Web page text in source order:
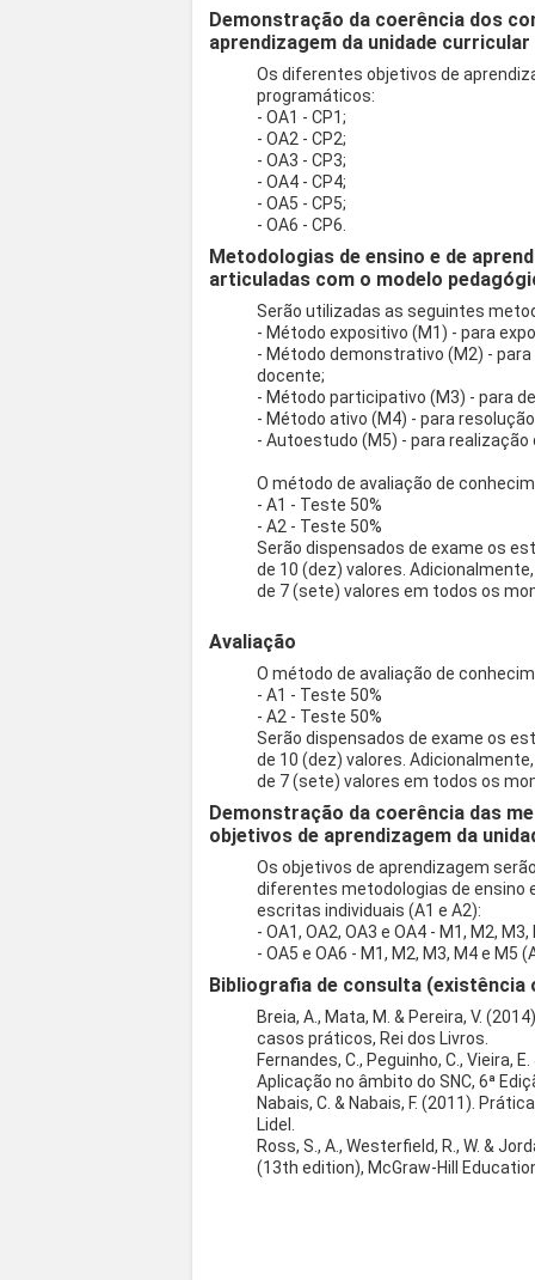
Demonstração da coerência dos
aprendizagem da unidade curricular
Os diferentes objetivos de
programáticos:
- OA1 - CP1;
- OA2 - CP2;
- OA3 - CP3;
- OA4 - CP4;
- OA5 - CP5;
- OA6 - CP6.
Metodologias de ensino e de
articuladas com o modelo
Serão utilizadas as seguintes
- Método expositivo (M1) - para
- Método demonstrativo (M2) -
docente;
- Método participativo (M3) - para
- Método ativo (M4) - para
- Autoestudo (M5) - para
O método de avaliação de
- A1 - Teste 50%
- A2 - Teste 50%
Serão dispensados de exame os
de 10 (dez) valores.
de 7 (sete) valores em todos os
Avaliação
O método de avaliação de
- A1 - Teste 50%
- A2 - Teste 50%
Serão dispensados de exame os
de 10 (dez) valores.
de 7 (sete) valores em todos os
Demonstração da coerência das
objetivos de aprendizagem da
Os objetivos de aprendizagem
diferentes metodologias de ensino
escritas individuais (A1 e A2):
- OA1, OA2, OA3 e OA4 - M1, M2,
- OA5 e OA6 - M1, M2, M3, M4 e M5
Bibliografia de consulta
Breia, A., Mata, M. & Pereira, V.
casos práticos, Rei dos Livros.
Fernandes, C., Peguinho, C., Vieira,
Aplicação no âmbito do SNC, 6ª
Nabais, C. & Nabais, F. (2011).
Lidel.
Ross, S., A., Westerfield, R., W. &
(13th edition), McGraw-Hill